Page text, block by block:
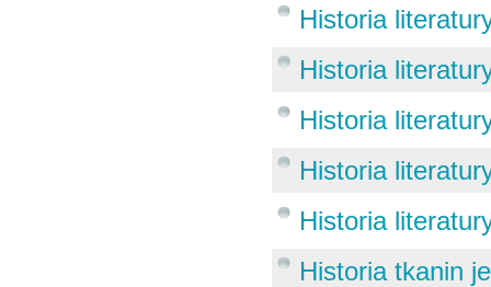
Historia
Historia
Historia
Historia
Historia
Historia tkanin